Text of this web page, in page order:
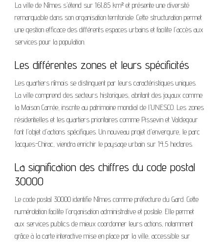
La ville de Nîmes s'étend sur 161,85 km² et présente une diversité
remarquable dans son organisation territoriale. Cette structuration permet
une gestion efficace des différents espaces urbains et facilite l'accès aux
services pour la population.
Les différentes zones et leurs spécificités
Les quartiers nîmois se distinguent par leurs caractéristiques uniques.
La ville comprend des secteurs historiques, abritant des joyaux comme
la Maison Carrée, inscrite au patrimoine mondial de l'UNESCO. Les zones
résidentielles et les quartiers prioritaires comme Pissevin et Valdegour
font l'objet d'actions spécifiques. Un nouveau projet d'envergure, le parc
Jacques-Chirac, viendra enrichir le paysage urbain sur 14,5 hectares.
La signification des chiffres du code postal
30000
Le code postal 30000 identifie Nîmes comme préfecture du Gard. Cette
numérotation facilite l'organisation administrative et postale. Elle permet
aux services publics de mieux coordonner leurs actions, notamment
grâce à la carte interactive mise en place par la ville, accessible sur